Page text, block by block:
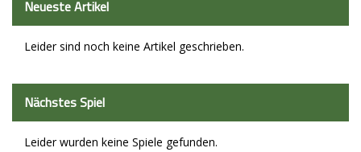
Trainingszeiten
Spielstätten
Vorstand
Neueste Artikel
Leider sind noch keine Artikel geschrieben.
Nächstes Spiel
Leider wurden keine Spiele gefunden.